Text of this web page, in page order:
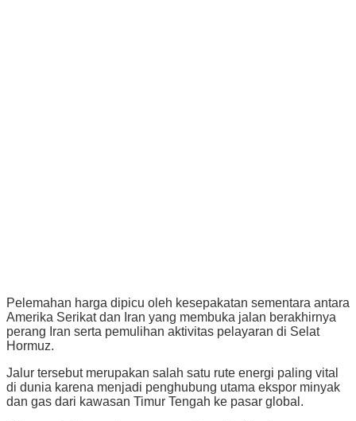
Pelemahan harga dipicu oleh kesepakatan sementara antara
Amerika Serikat dan Iran yang membuka jalan berakhirnya
perang Iran serta pemulihan aktivitas pelayaran di Selat
Hormuz.
Jalur tersebut merupakan salah satu rute energi paling vital
di dunia karena menjadi penghubung utama ekspor minyak
dan gas dari kawasan Timur Tengah ke pasar global.